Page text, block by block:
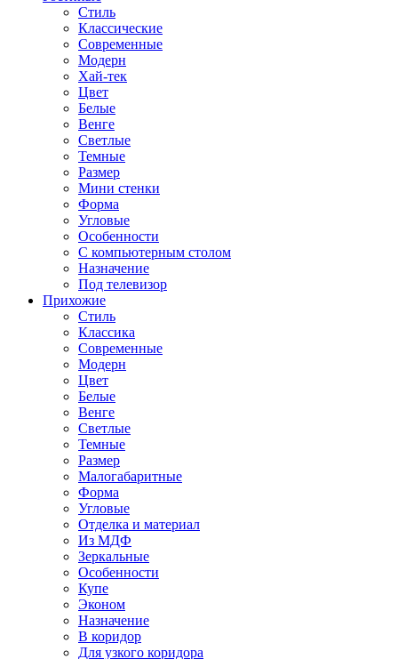
Стиль
Классические
Современные
Модерн
Хай-тек
Цвет
Белые
Венге
Светлые
Темные
Размер
Мини стенки
Форма
Угловые
Особенности
С компьютерным столом
Назначение
Под телевизор
Прихожие
Стиль
Классика
Современные
Модерн
Цвет
Белые
Венге
Светлые
Темные
Размер
Малогабаритные
Форма
Угловые
Отделка и материал
Из МДФ
Зеркальные
Особенности
Купе
Эконом
Назначение
В коридор
Для узкого коридора